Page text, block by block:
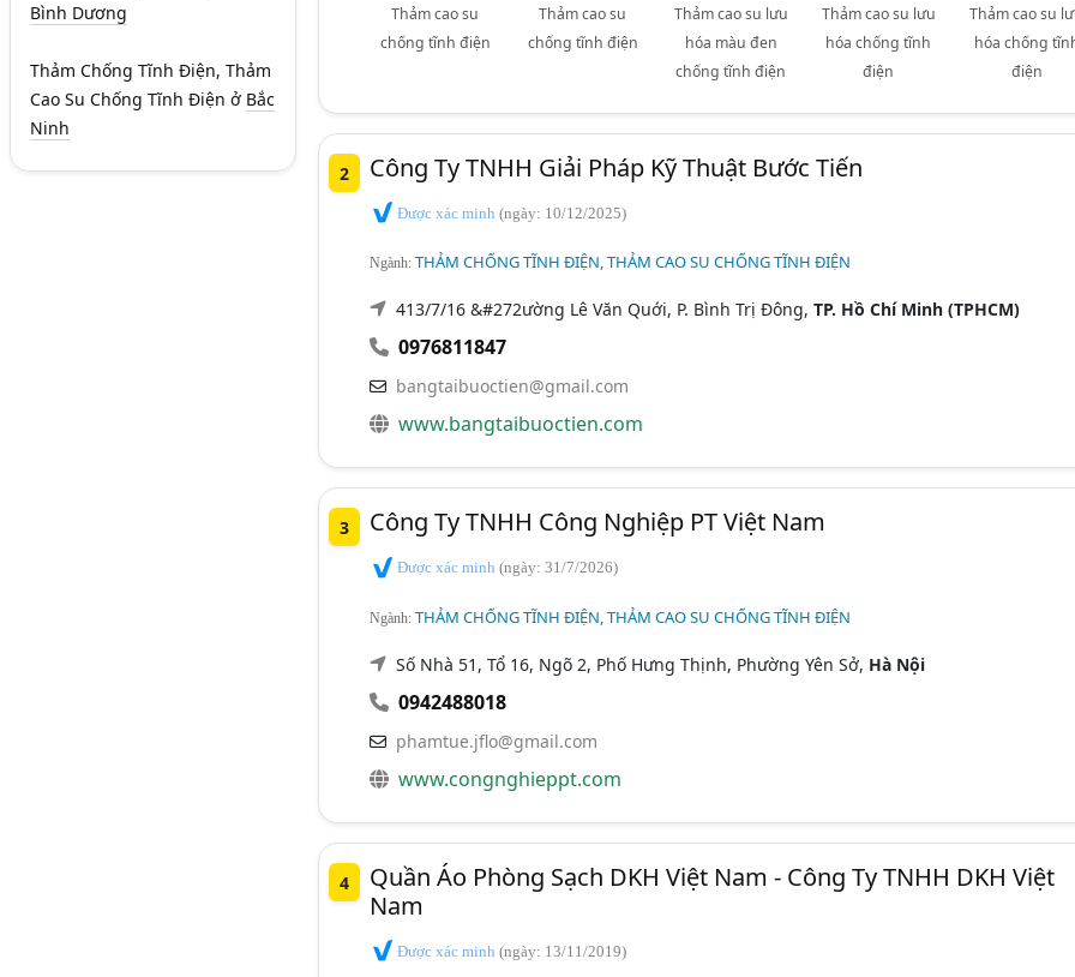
Bình Dương
Thảm Chống Tĩnh Điện, Thảm
Cao Su Chống Tĩnh Điện ở Bắc
Ninh
Thảm cao su
chống tĩnh điện
Thảm cao su
chống tĩnh điện
Thảm cao su lưu
hóa màu đen
chống tĩnh điện
Thảm cao su lưu
hóa chống tĩnh
điện
Thảm cao su
hóa chống
điện
2 Công Ty TNHH Giải Pháp Kỹ Thuật Bước Tiến
Được xác minh (ngày: 10/12/2025)
Ngành: THẢM CHỐNG TĨNH ĐIỆN, THẢM CAO SU CHỐNG TĨNH ĐIỆN
413/7/16 &#272ường Lê Văn Quới, P. Bình Trị Đông, TP. Hồ Chí Minh (TPHCM)
0976811847
bangtaibuoctien@gmail.com
www.bangtaibuoctien.com
3 Công Ty TNHH Công Nghiệp PT Việt Nam
Được xác minh (ngày: 31/7/2026)
Ngành: THẢM CHỐNG TĨNH ĐIỆN, THẢM CAO SU CHỐNG TĨNH ĐIỆN
Số Nhà 51, Tổ 16, Ngõ 2, Phố Hưng Thịnh, Phường Yên Sở, Hà Nội
0942488018
phamtue.jflo@gmail.com
www.congnghieppt.com
4
Quần Áo Phòng Sạch DKH Việt Nam - Công Ty TNHH DKH Việt
Nam
Được xác minh (ngày: 13/11/2019)